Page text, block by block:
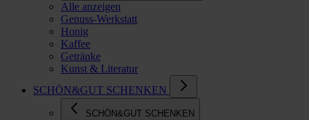
Alle anzeigen
Genuss-Werkstatt
Honig
Kaffee
Getränke
Kunst & Literatur
SCHÖN&GUT SCHENKEN
SCHÖN&GUT SCHENKEN